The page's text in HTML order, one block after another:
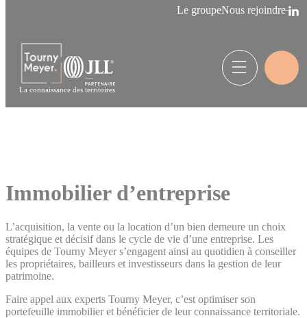
Le groupeNous rejoindre
La connaissance des territoires
Immobilier d’entreprise
L’acquisition, la vente ou la location d’un bien demeure un choix
stratégique et décisif dans le cycle de vie d’une entreprise. Les
équipes de Tourny Meyer s’engagent ainsi au quotidien à conseiller
les propriétaires, bailleurs et investisseurs dans la gestion de leur
patrimoine.
Faire appel aux experts Tourny Meyer, c’est optimiser son
portefeuille immobilier et bénéficier de leur connaissance territoriale.